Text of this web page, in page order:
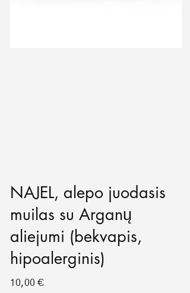
NAJEL, alepo juodasis
muilas su Arganų
aliejumi (bekvapis,
hipoalerginis)
Price
10,00 €